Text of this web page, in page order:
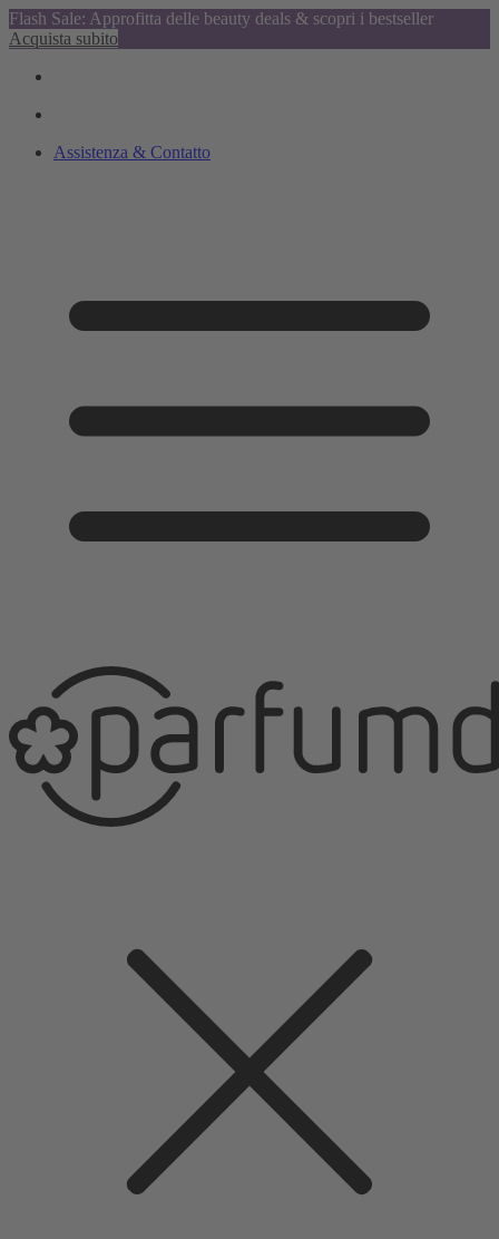
Flash Sale: Approfitta delle beauty deals & scopri i bestseller
Acquista subito
Assistenza & Contatto